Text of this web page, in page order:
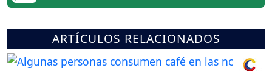
ARTÍCULOS RELACIONADOS